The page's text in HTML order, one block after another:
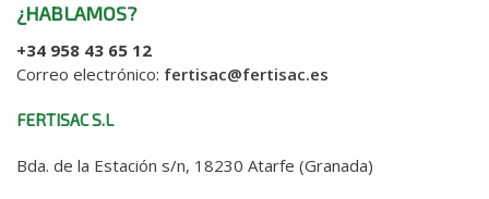
¿HABLAMOS?
+34 958 43 65 12
Correo electrónico: fertisac@fertisac.es
FERTISAC S.L
Bda. de la Estación s/n, 18230 Atarfe (Granada)